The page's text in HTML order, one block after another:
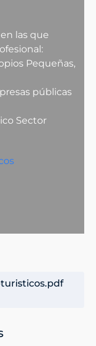
las que
Pequeñas,
públicas
Sector